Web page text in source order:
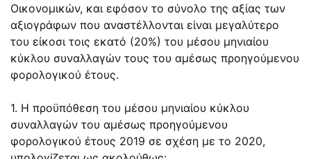
Οικονομικών, και εφόσον το σύνολο της αξίας των
αξιογράφων που αναστέλλονται είναι μεγαλύτερο
του είκοσι τοις εκατό (20%) του μέσου μηνιαίου
κύκλου συναλλαγών τους του αμέσως προηγούμενου
φορολογικού έτους.
1. Η προϋπόθεση του μέσου μηνιαίου κύκλου
συναλλαγών του αμέσως προηγούμενου
φορολογικού έτους 2019 σε σχέση με το 2020,